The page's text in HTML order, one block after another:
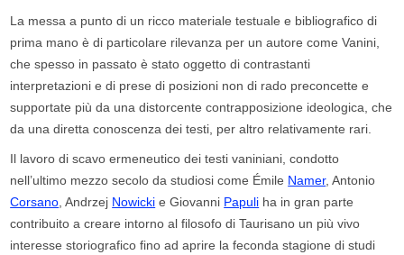
La messa a punto di un ricco materiale testuale e bibliografico di
prima mano è di particolare rilevanza per un autore come Vanini,
che spesso in passato è stato oggetto di contrastanti
interpretazioni e di prese di posizioni non di rado preconcette e
supportate più da una distorcente contrapposizione ideologica, che
da una diretta conoscenza dei testi, per altro relativamente rari.
Il lavoro di scavo ermeneutico dei testi vaniniani, condotto
nell’ultimo mezzo secolo da studiosi come Émile Namer, Antonio
Corsano , Andrzej Nowicki e Giovanni Papuli ha in gran parte
contribuito a creare intorno al filosofo di Taurisano un più vivo
interesse storiografico fino ad aprire la feconda stagione di studi